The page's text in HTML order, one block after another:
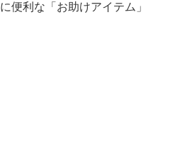
に便利な「お助けアイテム」